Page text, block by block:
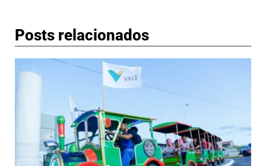
Posts relacionados